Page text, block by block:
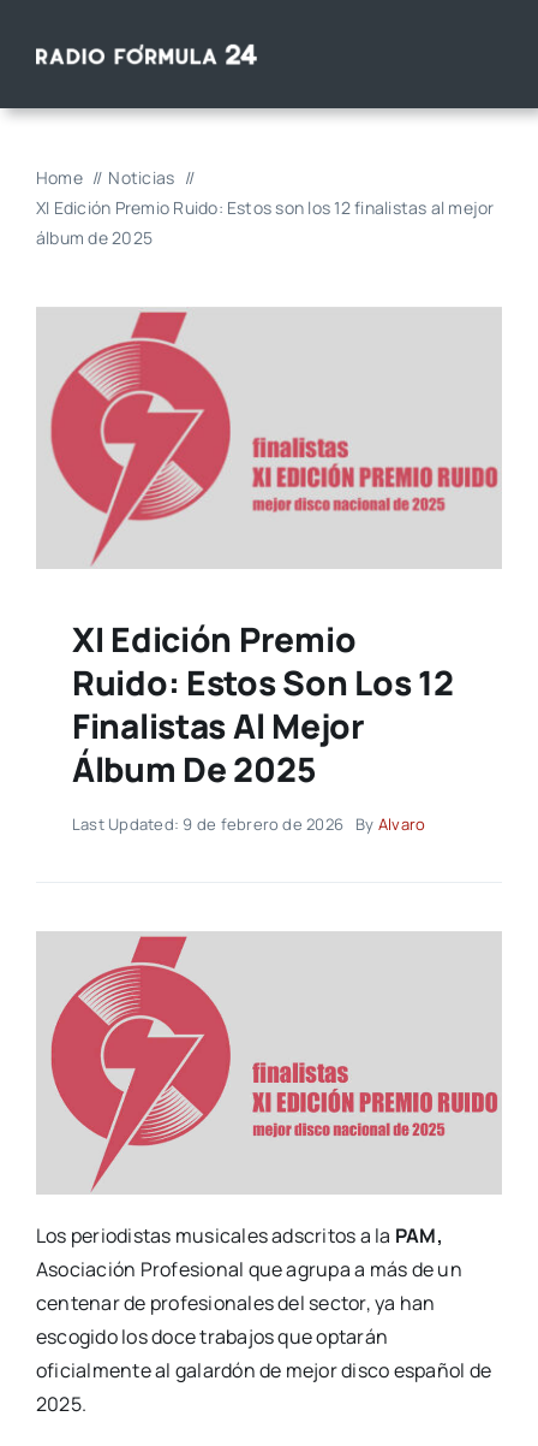
Home
Noticias
XI Edición Premio Ruido: Estos son los 12 finalistas al mejor
álbum de 2025
XI Edición Premio
Ruido: Estos Son Los 12
Finalistas Al Mejor
Álbum De 2025
Last Updated: 9 de febrero de 2026 By Alvaro
Los periodistas musicales adscritos a la PAM,
Asociación Profesional que agrupa a más de un
centenar de profesionales del sector, ya han
escogido los doce trabajos que optarán
oficialmente al galardón de mejor disco español de
2025.